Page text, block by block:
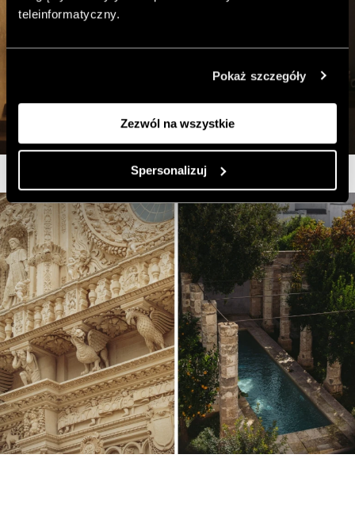
teleinformatyczny.
Pokaż szczegóły
Zezwól na wszystkie
Spersonalizuj